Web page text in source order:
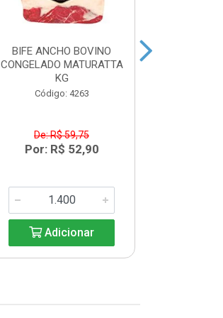
BIFE ANCHO BOVINO
CONGELADO MATURATTA
KG
Código: 4263
De: R$ 59,75
Por: R$ 52,90
Adicionar